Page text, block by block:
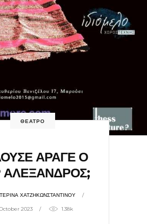
ΘΕΑΤΡΟ
ΑΡΑΓΕ Ο
ΑΛΕΞΑΝΔΡΟΣ;
ΧΑΤΖΗΚΩΝΣΤΑΝΤΙΝΟΥ
2023 1.38k